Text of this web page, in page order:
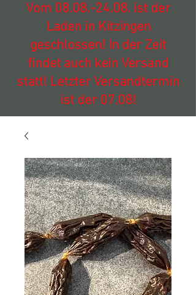
Vom 08.08.-24.08. ist der
Laden in Kitzingen
geschlossen! In der Zeit
findet auch kein Versand
statt! Letzter Versandtermin
ist der 07.08!